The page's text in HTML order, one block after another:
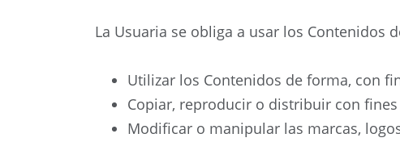
La Usuaria se obliga a usar los Contenidos
Utilizar los Contenidos de forma, con
Copiar, reproducir o distribuir con
Modificar o manipular las marcas,